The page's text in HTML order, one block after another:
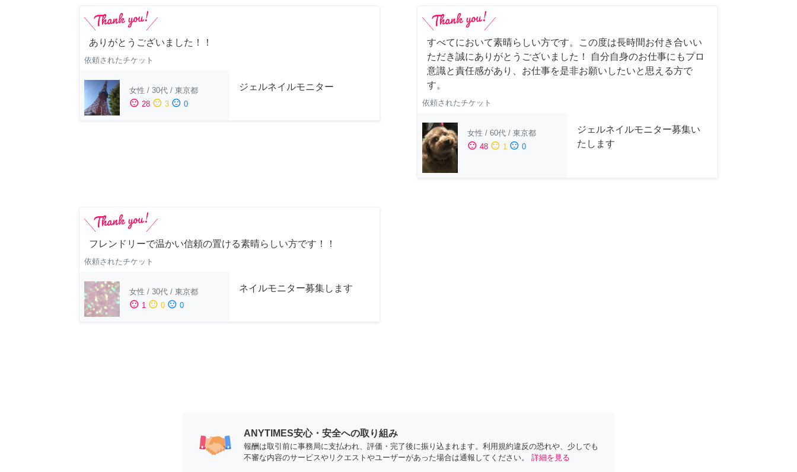
ありがとうございました！！
依頼されたチケット
女性 / 30代 / 東京都
sentiment_satisfied 28 sentiment_neutral 3 sentiment_dissatisfied 0
ジェルネイルモニター
すべてにおいて素晴らしい方です。この度は長時間お付き合いい
ただき誠にありがとうございました！ 自分自身のお仕事にもプロ
意識と責任感があり、お仕事を是非お願いしたいと思える方で
す。
依頼されたチケット
女性 / 60代 / 東京都
sentiment_satisfied 48 sentiment_neutral 1 sentiment_dissatisfied 0
ジェルネイルモニター募集い
たします
フレンドリーで温かい信頼の置ける素晴らしい方です！！
依頼されたチケット
女性 / 30代 / 東京都
sentiment_satisfied 1 sentiment_neutral 0 sentiment_dissatisfied 0
ネイルモニター募集します
ANYTIMES安心・安全への取り組み
報酬は取引前に事務局に支払われ、評価・完了後に振り込まれます。利用規約違反の恐れや、少しでも
不審な内容のサービスやリクエストやユーザーがあった場合は通報してください。
詳細を見る